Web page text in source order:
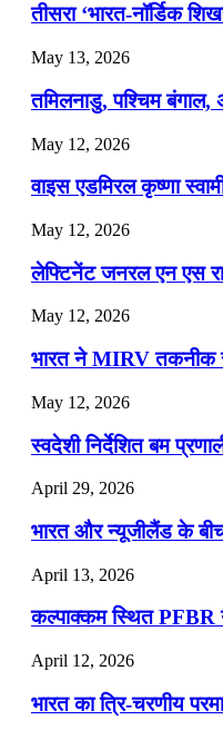
July 19, 2026
📝 डेली करेंट अफेयर्स:
July 16, 2026
📝 डेली करेंट अफेयर्स:
तीसरा ‘भारत-नॉर्डिक
May 13, 2026
तमिलनाडु, पश्चिम
May 12, 2026
वाइस एडमिरल कृष्णा
May 12, 2026
लेफ्टिनेंट जनरल एन एस
May 12, 2026
भारत ने MIRV तकनीक
May 12, 2026
स्वदेशी निर्देशित बम
April 29, 2026
भारत और न्यूजीलैंड के बीच
April 13, 2026
कल्पाक्कम स्थित PFBR ने
April 12, 2026
भारत का त्रि-चरणीय